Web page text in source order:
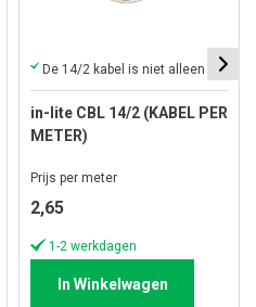
De 14/2 kabel is niet alleen krachtig, maar ook duurzaam
in-lite CBL 14/2 (KABEL PER
METER)
Prijs per meter
2,65
1-2 werkdagen
In Winkelwagen